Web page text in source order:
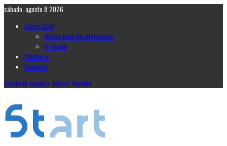
sábado, agosto 8 2026
Sobre Start
Declaración de intenciones
El equipo
Colaborar
Contacto
FacebookGoogle+ TwitterYoutube